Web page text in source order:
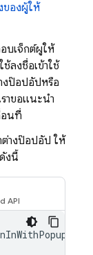
ของผู้ให้
บเจ็กต์ผู้ให้
ลงชื่อเข้าใช้
งป๊อปอัปหรือ
าขอแนะนำ
อนที่
ต่างป๊อปอัป ให้
ดังนี้